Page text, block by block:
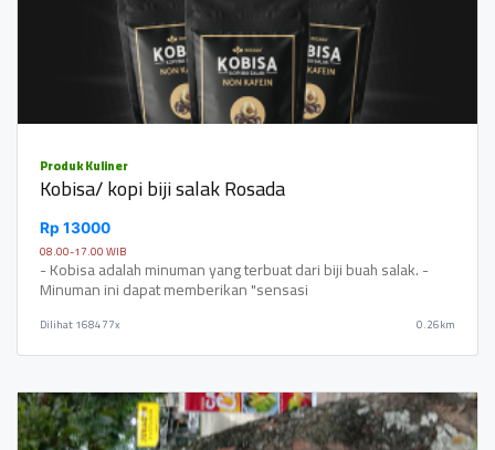
Produk Kuliner
Kobisa/ kopi biji salak Rosada
Rp 13000
08.00-17.00 WIB
- Kobisa adalah minuman yang terbuat dari biji buah salak. -
Minuman ini dapat memberikan "sensasi
Dilihat168477x 0.26km